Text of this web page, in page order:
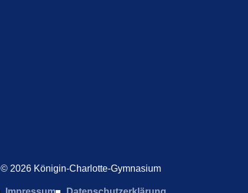
© 2026 Königin-Charlotte-Gymnasium